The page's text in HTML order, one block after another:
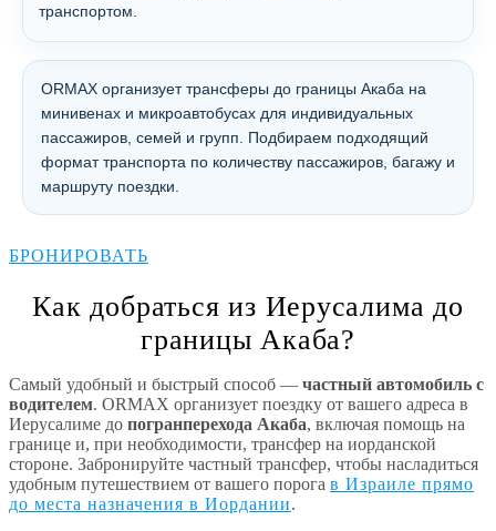
транспортом.
ORMAX организует трансферы до границы Акаба на
минивенах и микроавтобусах для индивидуальных
пассажиров, семей и групп. Подбираем подходящий
формат транспорта по количеству пассажиров, багажу и
маршруту поездки.
БРОНИРОВАТЬ
Как добраться из Иерусалима до
границы Акаба?
Самый удобный и быстрый способ — частный автомобиль с
водителем. ORMAX организует поездку от вашего адреса в
Иерусалиме до погранперехода Акаба, включая помощь на
границе и, при необходимости, трансфер на иорданской
стороне. Забронируйте частный трансфер, чтобы насладиться
удобным путешествием от вашего порога в Израиле прямо
до места назначения в Иордании.